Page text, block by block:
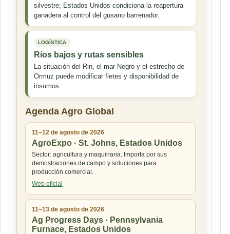
silvestre; Estados Unidos condiciona la reapertura
ganadera al control del gusano barrenador.
LOGÍSTICA
Ríos bajos y rutas sensibles
La situación del Rin, el mar Negro y el estrecho de
Ormuz puede modificar fletes y disponibilidad de
insumos.
Agenda Agro Global
11–12 de agosto de 2026
AgroExpo · St. Johns, Estados Unidos
Sector: agricultura y maquinaria. Importa por sus
demostraciones de campo y soluciones para
producción comercial.
Web oficial
11–13 de agosto de 2026
Ag Progress Days · Pennsylvania
Furnace, Estados Unidos